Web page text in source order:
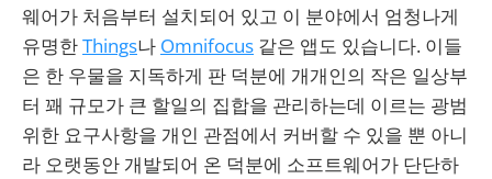
웨어가 처음부터 설치되어 있고 이 분야에서 엄청나게
유명한Things나 Omnifocus 같은 앱도 있습니다. 이들
은 한 우물을 지독하게 판 덕분에 개개인의 작은 일상부
터 꽤 규모가 큰 할일의 집합을 관리하는데 이르는 광범
위한 요구사항을 개인 관점에서 커버할 수 있을 뿐 아니
라 오랫동안 개발되어 온 덕분에 소프트웨어가 단단하